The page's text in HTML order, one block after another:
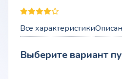
Все характеристики
Выберите вариант